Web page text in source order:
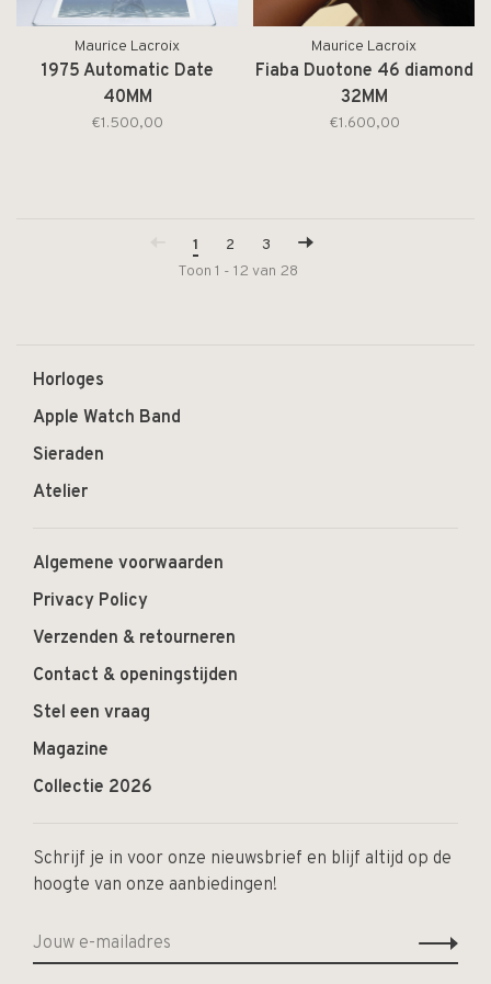
Maurice Lacroix
1975 Automatic Date
40MM
€1.500,00
Maurice Lacroix
Fiaba Duotone 46 diamond
32MM
€1.600,00
1 2
3
Toon 1 - 12 van 28
Horloges
Apple Watch Band
Sieraden
Atelier
Algemene voorwaarden
Privacy Policy
Verzenden & retourneren
Contact & openingstijden
Stel een vraag
Magazine
Collectie 2026
Schrijf je in voor onze nieuwsbrief en blijf altijd op de
hoogte van onze aanbiedingen!